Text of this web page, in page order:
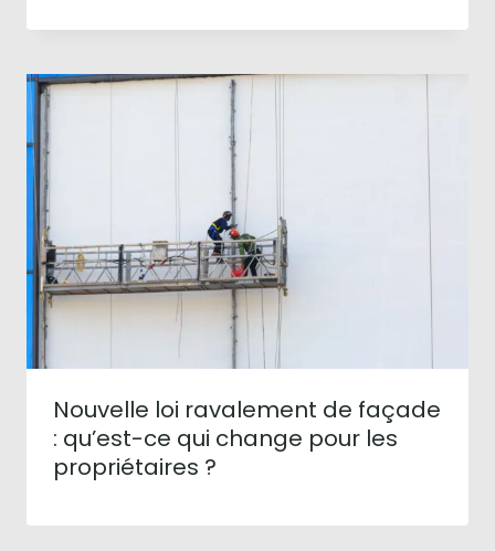
Nouvelle loi ravalement de façade
: qu’est-ce qui change pour les
propriétaires ?